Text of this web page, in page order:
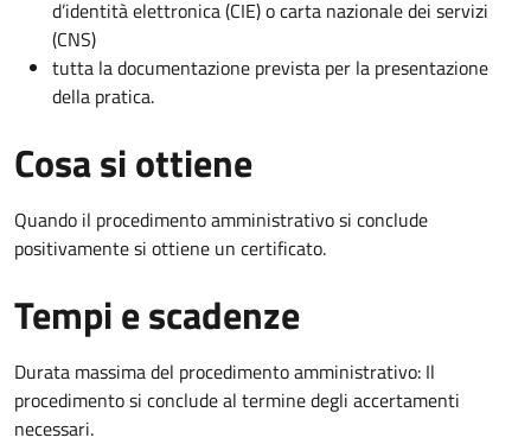
d’identità elettronica (CIE) o carta nazionale dei servizi
(CNS)
tutta la documentazione prevista per la presentazione
della pratica.
Cosa si ottiene
Quando il procedimento amministrativo si conclude
positivamente si ottiene un certificato.
Tempi e scadenze
Durata massima del procedimento amministrativo: Il
procedimento si conclude al termine degli accertamenti
necessari.